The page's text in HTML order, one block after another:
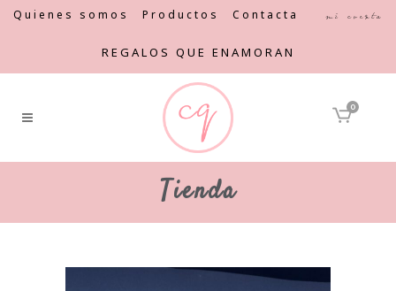
Quienes somos Productos Contacta Mi cuenta
REGALOS QUE ENAMORAN
0
Tienda